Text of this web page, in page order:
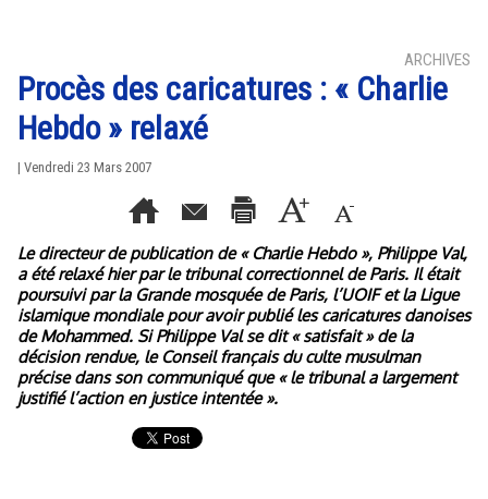
ARCHIVES
Procès des caricatures : « Charlie
Hebdo » relaxé
| Vendredi 23 Mars 2007
Le directeur de publication de « Charlie Hebdo », Philippe Val,
a été relaxé hier par le tribunal correctionnel de Paris. Il était
poursuivi par la Grande mosquée de Paris, l’UOIF et la Ligue
islamique mondiale pour avoir publié les caricatures danoises
de Mohammed. Si Philippe Val se dit « satisfait » de la
décision rendue, le Conseil français du culte musulman
précise dans son communiqué que « le tribunal a largement
justifié l’action en justice intentée ».